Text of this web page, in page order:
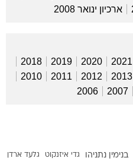
ארכיון ינואר 2008
2021
2020
2019
2018
2013
2012
2011
2010
2007
2006
בנימין נתניהו גדי איזנקוט גלעד ארדן